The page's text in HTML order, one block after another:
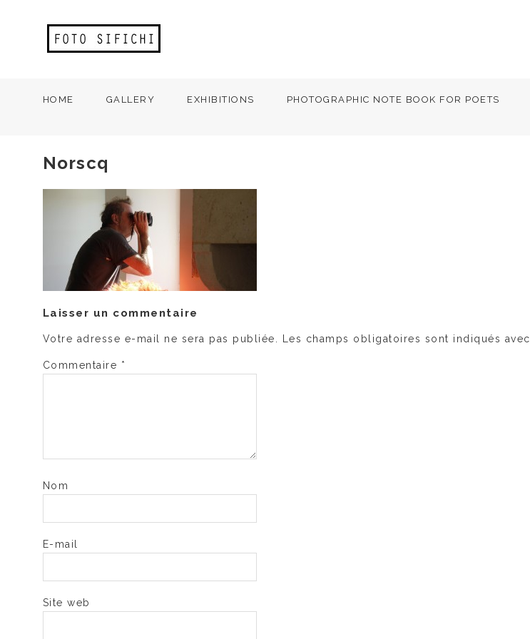
HOME GALLERY EXHIBITIONS PHOTOGRAPHIC NOTE BOOK FOR POETS
Norscq
Laisser un commentaire
Votre adresse e-mail ne sera pas publiée. Les champs obligatoires sont indiqués avec
Commentaire *
Nom
E-mail
Site web